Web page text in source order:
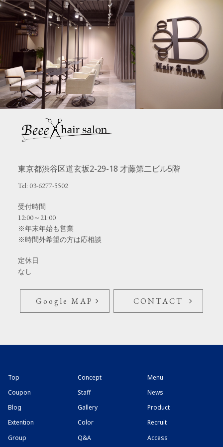
東京都渋谷区道玄坂2-29-18 才藤第二ビル5階
Tel: 03-6277-5502
受付時間
12:00～21:00
※年末年始も営業
※時間外希望の方は応相談
定休日
なし
Google MAP CONTACT
Top Concept
Menu
Coupon
Staff
News
Blog
Gallery
Product
Extention
Color
Recruit
Group
Q&A Access